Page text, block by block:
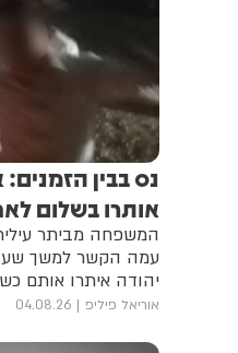
נס בבין
אותרו בשלום
המשפחה מביתר
עמה הקשר למשך
יהודה איתרו אותם
אוריאל פיליפ 04.08.26